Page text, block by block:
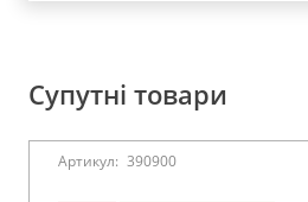
Супутні товари
Артикул: 390900